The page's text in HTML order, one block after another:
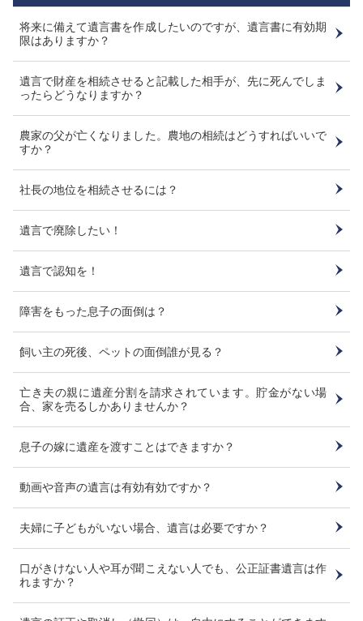
将来に備えて遺言書を作成したいのですが、遺言書に有効期
限はありますか？
遺言で財産を相続させると記載した相手が、先に死んでしま
ったらどうなりますか？
農家の父が亡くなりました。農地の相続はどうすればいいで
すか？
社長の地位を相続させるには？
遺言で廃除したい！
遺言で認知を！
障害をもった息子の面倒は？
飼い主の死後、ペットの面倒誰が見る？
亡き夫の親に遺産分割を請求されています。貯金がない場
合、家を売るしかありませんか？
息子の嫁に遺産を渡すことはできますか？
動画や音声の遺言は有効有効ですか？
夫婦に子どもがいない場合、遺言は必要ですか？
口がきけない人や耳が聞こえない人でも、公正証書遺言は作
れますか？